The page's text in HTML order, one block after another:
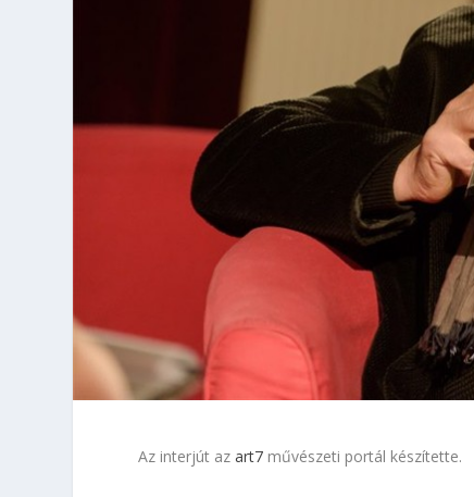
Az interjút azart7 művészeti portál készítette.